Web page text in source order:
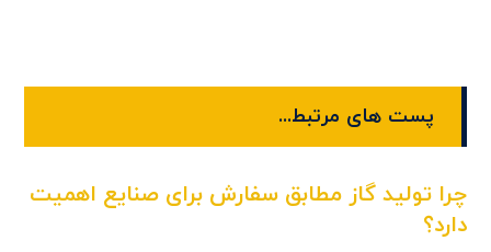
پست های مرتبط...
چرا تولید گاز مطابق سفارش برای صنایع اهمیت
دارد؟